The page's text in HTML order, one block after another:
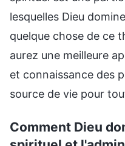
lesquelles Dieu
quelque chose de ce
aurez une meilleure
et connaissance des
source de vie pour
Comment Dieu